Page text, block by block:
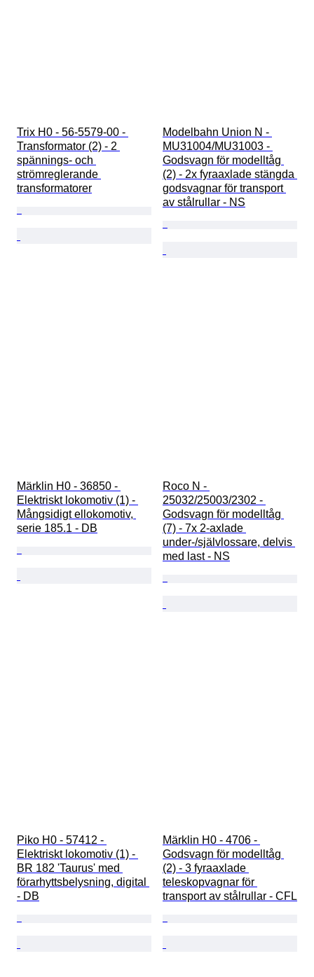
Trix H0 - 56-5579-00 -
Transformator (2) - 2
spännings- och
strömreglerande
transformatorer
Modelbahn Union N -
MU31004/MU31003 -
Godsvagn för modelltåg
(2) - 2x fyraaxlade stängda
godsvagnar för transport
av stålrullar - NS
Märklin H0 - 36850 -
Elektriskt lokomotiv (1) -
Mångsidigt ellokomotiv,
serie 185.1 - DB
Roco N -
25032/25003/2302 -
Godsvagn för modelltåg
(7) - 7x 2-axlade
under-/självlossare, delvis
med last - NS
Piko H0 - 57412 -
Elektriskt lokomotiv (1) -
BR 182 'Taurus' med
förarhyttsbelysning, digital
- DB
Märklin H0 - 4706 -
Godsvagn för modelltåg
(2) - 3 fyraaxlade
teleskopvagnar för
transport av stålrullar - CFL